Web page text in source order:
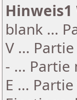
Hinweis1
blank ...
V ...
- ...
E ...